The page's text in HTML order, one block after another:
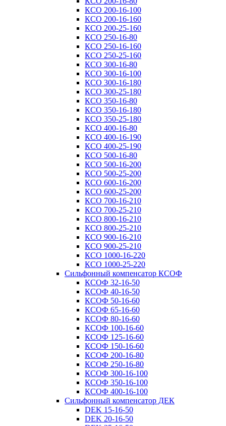
КСО 200-16-100
КСО 200-16-160
КСО 200-25-160
КСО 250-16-80
КСО 250-16-160
КСО 250-25-160
КСО 300-16-80
КСО 300-16-100
КСО 300-16-180
КСО 300-25-180
КСО 350-16-80
КСО 350-16-180
КСО 350-25-180
КСО 400-16-80
КСО 400-16-190
КСО 400-25-190
КСО 500-16-80
КСО 500-16-200
КСО 500-25-200
КСО 600-16-200
КСО 600-25-200
КСО 700-16-210
КСО 700-25-210
КСО 800-16-210
КСО 800-25-210
КСО 900-16-210
КСО 900-25-210
КСО 1000-16-220
КСО 1000-25-220
Сильфонный компенсатор КСОФ
КСОФ 32-16-50
КСОФ 40-16-50
КСОФ 50-16-60
КСОФ 65-16-60
КСОФ 80-16-60
КСОФ 100-16-60
КСОФ 125-16-60
КСОФ 150-16-60
КСОФ 200-16-80
КСОФ 250-16-80
КСОФ 300-16-100
КСОФ 350-16-100
КСОФ 400-16-100
Сильфонный компенсатор ДЕК
DEK 15-16-50
DEK 20-16-50